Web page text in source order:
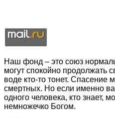
Наш фонд – это союз
могут спокойно продолжать
воде кто-то тонет. Спасение
смертных. Но если именно
одного человека, кто знает,
немножечко Богом.